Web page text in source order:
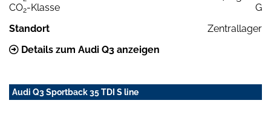
CO2-Klasse
G
Standort
Zentrallager
Details zum Audi Q3 anzeigen
Audi Q3 Sportback 35 TDI S line